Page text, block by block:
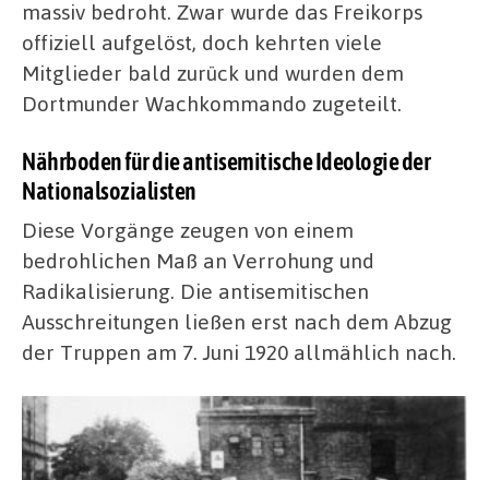
massiv bedroht. Zwar wurde das Freikorps
offiziell aufgelöst, doch kehrten viele
Mitglieder bald zurück und wurden dem
Dortmunder Wachkommando zugeteilt.
Nährboden für die antisemitische Ideologie der
Nationalsozialisten
Diese Vorgänge zeugen von einem
bedrohlichen Maß an Verrohung und
Radikalisierung. Die antisemitischen
Ausschreitungen ließen erst nach dem Abzug
der Truppen am 7. Juni 1920 allmählich nach.